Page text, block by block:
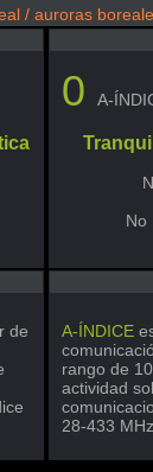
/ auroras
0 A-
No
de
A-ÍNDICE
rango de
actividad
28-433